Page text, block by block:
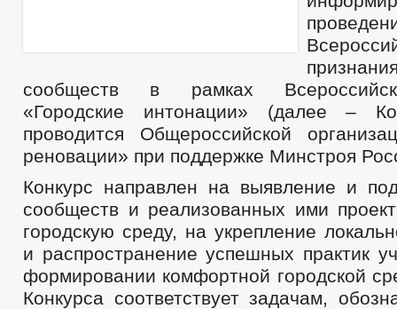
сообществ в рамках
«Городские интонации» (далее –
проводится Общероссийской
реновации» при поддержке Минстроя
Конкурс направлен на выявление и
сообществ и реализованных ими
городскую среду, на укрепление
и распространение успешных практик
формировании комфортной городской
Конкурса соответствует задачам,